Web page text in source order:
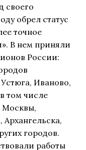
своего
обрел статус
точное
В нем приняли
России:
Иваново,
том числе
Москвы,
городов.
работы